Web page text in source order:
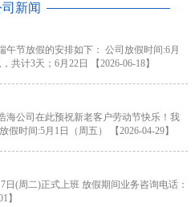
新闻
午节放假的安排如下： 公司放假时间:6月
共计3天；6月22日 【2026-06-18】
海公司在此预祝新老客户劳动节快乐！我
时间:5月1日（周五） 【2026-04-29】
(周二)正式上班 放假期间业务咨询电话：
】